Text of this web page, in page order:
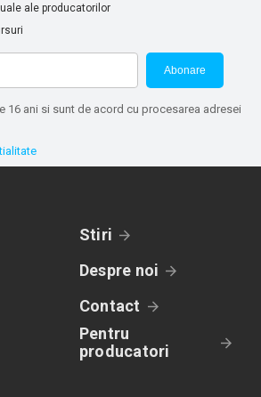
ale producatorilor
Abonare
16 ani si sunt de acord cu procesarea adresei
Stiri
Despre noi
Contact
Pentru
producatori